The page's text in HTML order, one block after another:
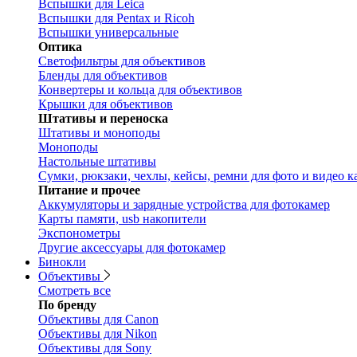
Вспышки для Leica
Вспышки для Pentax и Ricoh
Вспышки универсальные
Оптика
Светофильтры для объективов
Бленды для объективов
Конвертеры и кольца для объективов
Крышки для объективов
Штативы и переноска
Штативы и моноподы
Моноподы
Настольные штативы
Сумки, рюкзаки, чехлы, кейсы, ремни для фото и видео
Питание и прочее
Аккумуляторы и зарядные устройства для фотокамер
Карты памяти, usb накопители
Экспонометры
Другие аксессуары для фотокамер
Бинокли
Объективы
Смотреть все
По бренду
Объективы для Canon
Объективы для Nikon
Объективы для Sony